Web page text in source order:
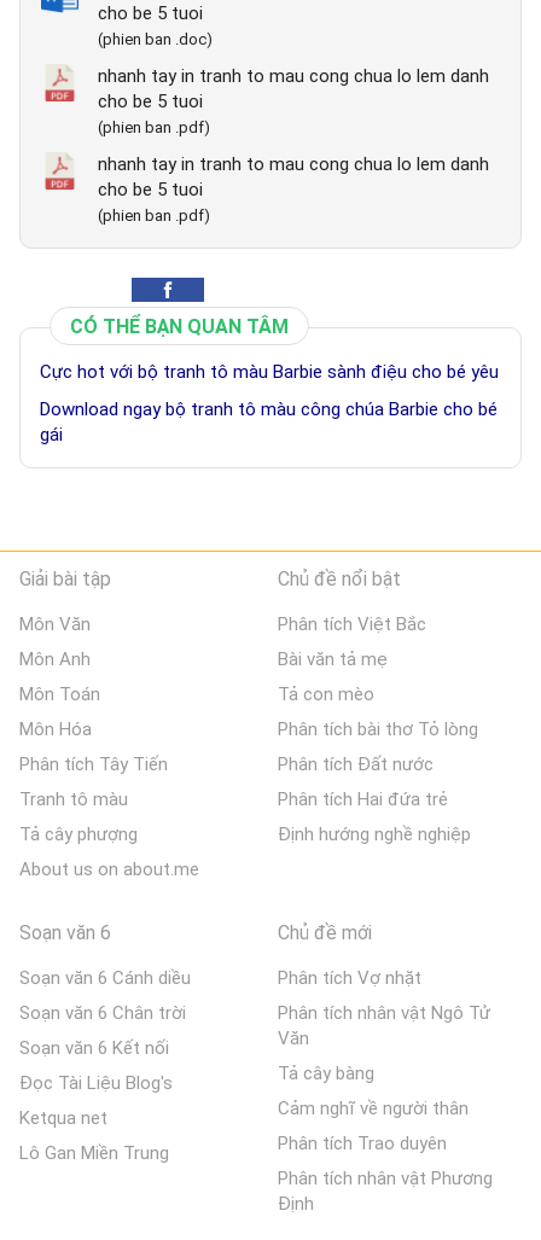
cho be 5 tuoi
(phien ban .doc)
nhanh tay in tranh to mau cong chua lo lem danh
cho be 5 tuoi
(phien ban .pdf)
nhanh tay in tranh to mau cong chua lo lem danh
cho be 5 tuoi
(phien ban .pdf)
CÓ THỂ BẠN QUAN TÂM
Cực hot với bộ tranh tô màu Barbie sành điệu cho bé yêu
Download ngay bộ tranh tô màu công chúa Barbie cho bé
gái
Giải bài tập
Môn Văn
Môn Anh
Môn Toán
Môn Hóa
Phân tích Tây Tiến
Tranh tô màu
Tả cây phượng
About us on about.me
Chủ đề nổi bật
Phân tích Việt Bắc
Bài văn tả mẹ
Tả con mèo
Phân tích bài thơ Tỏ lòng
Phân tích Đất nước
Phân tích Hai đứa trẻ
Định hướng nghề nghiệp
Soạn văn 6
Soạn văn 6 Cánh diều
Soạn văn 6 Chân trời
Soạn văn 6 Kết nối
Đọc Tài Liệu Blog's
Ketqua net
Lô Gan Miền Trung
Chủ đề mới
Phân tích Vợ nhặt
Phân tích nhân vật Ngô Tử
Văn
Tả cây bàng
Cảm nghĩ về người thân
Phân tích Trao duyên
Phân tích nhân vật Phương
Định